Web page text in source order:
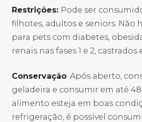
Restrições: Pode ser
filhotes, adultos e seniors. Não
para pets com diabetes,
renais nas fases 1 e 2, castrados
Conservação: Após aberto,
geladeira e consumir em até 48
alimento esteja em boas
refrigeração, é possível